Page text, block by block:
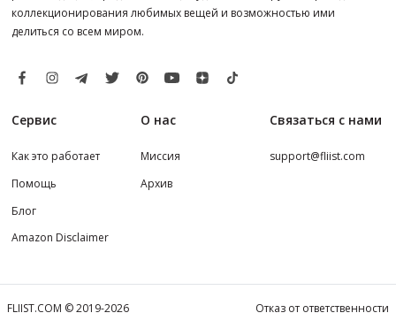
коллекционирования любимых вещей и возможностью ими
делиться со всем миром.
Сервис
Как это работает
Помощь
Блог
Amazon Disclaimer
О нас
Миссия
Архив
Связаться с нами
support@fliist.com
FLIIST.COM © 2019-2026 Отказ от ответственности